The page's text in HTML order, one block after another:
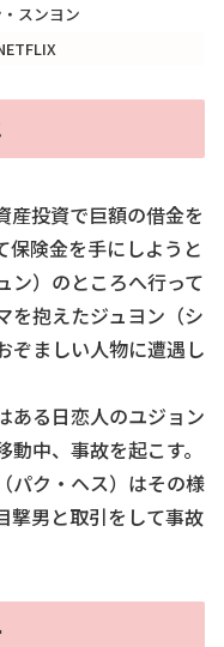
スンヨン
産投資で巨額の借金を
保険金を手にしようと
ン）のところへ行って
を抱えたジュヨン（シ
ぞましい人物に遭遇し
ある日恋人のユジョン
動中、事故を起こす。
パク・ヘス）はその様
撃男と取引をして事故